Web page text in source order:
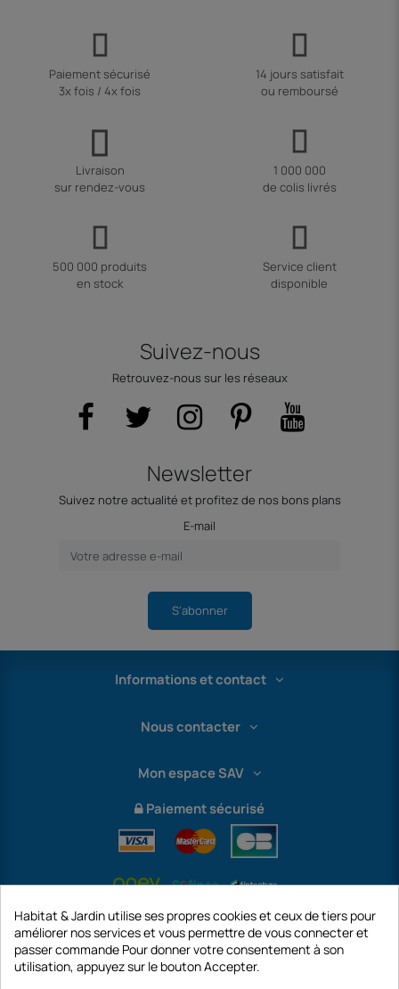
Paiement sécurisé
3x fois / 4x fois
14 jours satisfait
ou remboursé
Livraison
sur rendez-vous
1 000 000
de colis livrés
500 000 produits
en stock
Service client
disponible
Suivez-nous
Retrouvez-nous sur les réseaux
Newsletter
Suivez notre actualité et profitez de nos bons plans
E-mail
S'abonner
Informations et contact
Nous contacter
Mon espace SAV
Paiement sécurisé
International
Habitat & Jardin utilise ses propres cookies et ceux de tiers pour
améliorer nos services et vous permettre de vous connecter et
passer commande Pour donner votre consentement à son
utilisation, appuyez sur le bouton Accepter.